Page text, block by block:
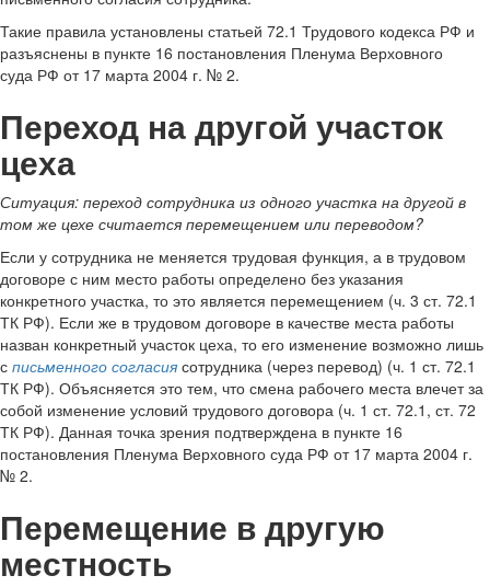
Такие правила установлены статьей 72.1 Трудового кодекса РФ и
разъяснены в пункте 16 постановления Пленума Верховного
суда РФ от 17 марта 2004 г. № 2.
Переход на другой участок
цеха
Ситуация: переход сотрудника из одного участка на другой в
том же цехе считается перемещением или переводом?
Если у сотрудника не меняется трудовая функция, а в трудовом
договоре с ним место работы определено без указания
конкретного участка, то это является перемещением (ч. 3 ст. 72.1
ТК РФ). Если же в трудовом договоре в качестве места работы
назван конкретный участок цеха, то его изменение возможно лишь
с письменного согласия сотрудника (через перевод) (ч. 1 ст. 72.1
ТК РФ). Объясняется это тем, что смена рабочего места влечет за
собой изменение условий трудового договора (ч. 1 ст. 72.1, ст. 72
ТК РФ). Данная точка зрения подтверждена в пункте 16
постановления Пленума Верховного суда РФ от 17 марта 2004 г.
№ 2.
Перемещение в другую
местность